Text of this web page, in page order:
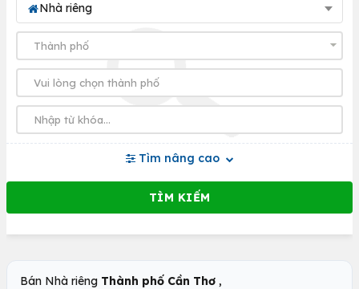
Nhà riêng
Tìm nâng cao
Bán Nhà riêng Thành phố Cần Thơ ,